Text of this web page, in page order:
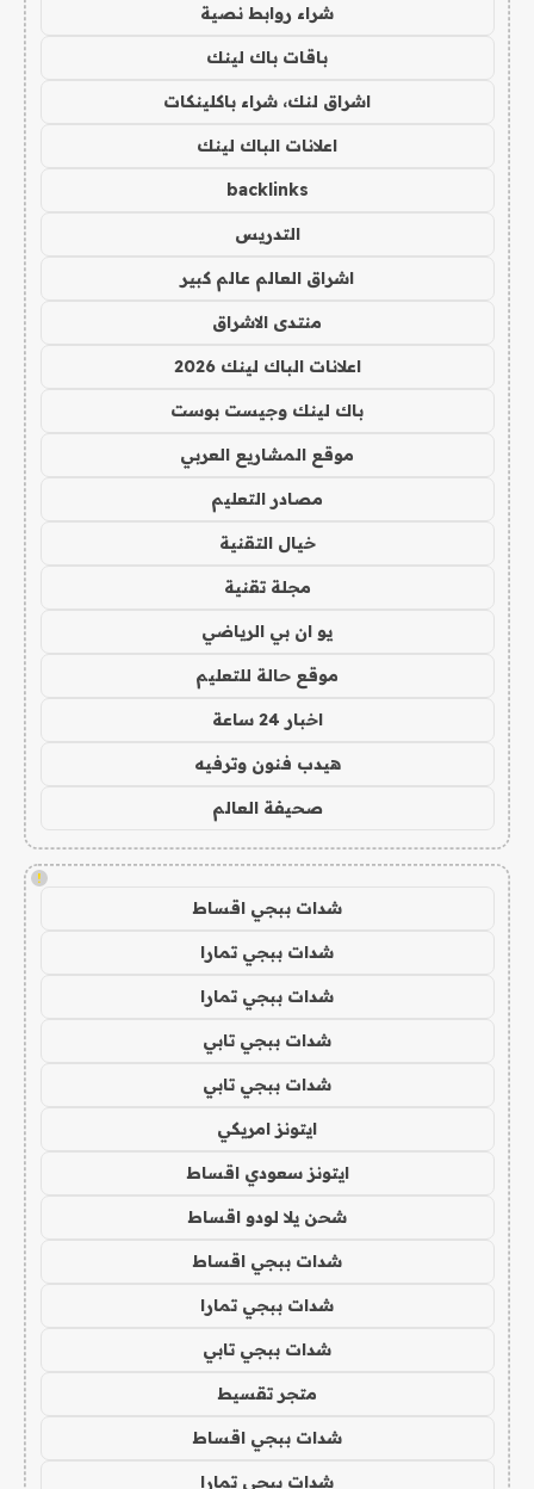
شراء روابط نصية
باقات باك لينك
اشراق لنك، شراء باكلينكات
اعلانات الباك لينك
backlinks
التدريس
اشراق العالم عالم كبير
منتدى الاشراق
اعلانات الباك لينك 2026
باك لينك وجيست بوست
موقع المشاريع العربي
مصادر التعليم
خيال التقنية
مجلة تقنية
يو ان بي الرياضي
موقع حالة للتعليم
اخبار 24 ساعة
هيدب فنون وترفيه
صحيفة العالم
!
شدات ببجي اقساط
شدات ببجي تمارا
شدات ببجي تمارا
شدات ببجي تابي
شدات ببجي تابي
ايتونز امريكي
ايتونز سعودي اقساط
شحن يلا لودو اقساط
شدات ببجي اقساط
شدات ببجي تمارا
شدات ببجي تابي
متجر تقسيط
شدات ببجي اقساط
شدات ببجي تمارا